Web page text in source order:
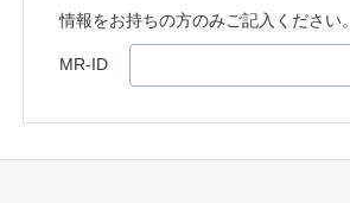
情報をお持ちの方のみご記入ください。
MR-ID